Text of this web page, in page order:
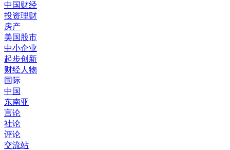
中国财经
投资理财
房产
美国股市
中小企业
起步创新
财经人物
国际
中国
东南亚
言论
社论
评论
交流站